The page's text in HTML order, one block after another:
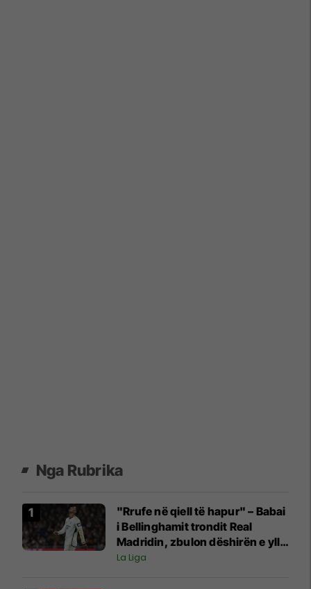
Nga Rubrika
"Rrufe në qiell të hapur" – Babai
i Bellinghamit trondit Real
Madridin, zbulon dëshirën e yllit
anglez për largim
La Liga